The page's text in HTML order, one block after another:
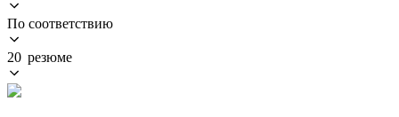
По соответствию
20 резюме